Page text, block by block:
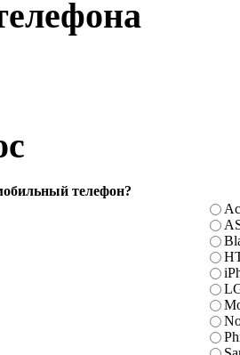
телефон?